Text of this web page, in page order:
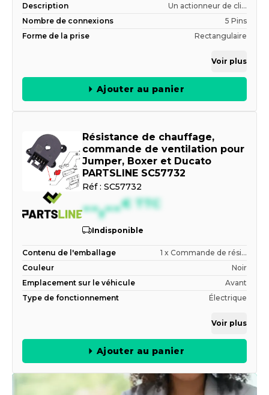
Description
Un actionneur de cli...
Nombre de connexions
5 Pins
Forme de la prise
Rectangulaire
Voir plus
Ajouter au panier
Résistance de chauffage,
commande de ventilation pour
Jumper, Boxer et Ducato
PARTSLINE SC57732
Réf : SC57732
--,--€ TTC
Indisponible
Contenu de l'emballage
1 x Commande de rési...
Couleur
Noir
Emplacement sur le véhicule
Avant
Type de fonctionnement
Électrique
Voir plus
Ajouter au panier